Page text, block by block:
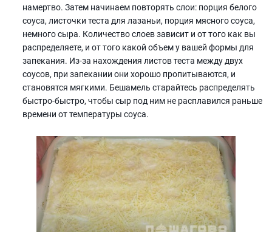
намертво. Затем начинаем повторять слои: порция белого
соуса, листочки теста для лазаньи, порция мясного соуса,
немного сыра. Количество слоев зависит и от того как вы
распределяете, и от того какой объем у вашей формы для
запекания. Из-за нахождения листов теста между двух
соусов, при запекании они хорошо пропитываются, и
становятся мягкими. Бешамель старайтесь распределять
быстро-быстро, чтобы сыр под ним не расплавился раньше
времени от температуры соуса.